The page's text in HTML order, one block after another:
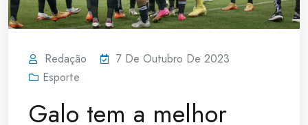
Redação
7 De Outubro De 2023
Esporte
Galo tem a melhor